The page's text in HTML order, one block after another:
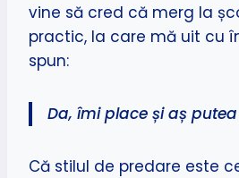
vine să cred că merg la
practic, la care mă uit cu
spun:
Da, îmi place și aș
Că stilul de predare este